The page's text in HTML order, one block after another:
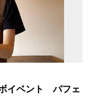
イベント パフェ